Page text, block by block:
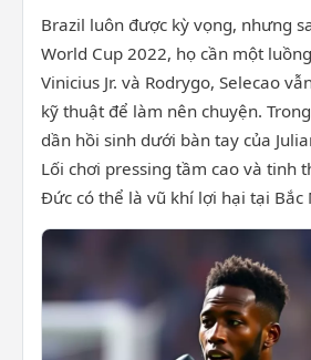
Brazil luôn được kỳ vọng, nhưng
World Cup 2022, họ cần một
Vinicius Jr. và Rodrygo, Selecao
kỹ thuật để làm nên chuyện.
dần hồi sinh dưới bàn tay của
Lối chơi pressing tầm cao và tinh
Đức có thể là vũ khí lợi hại tại Bắc